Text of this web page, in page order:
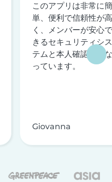
このアプリは非常に簡
単、便利で信頼性が高
く、メンバーが安心で
きるセキュリティシス
テムと本人確認を行な
っています。
Giovanna